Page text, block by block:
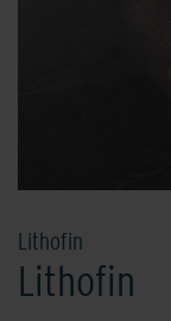
Lithofin
Lithofin